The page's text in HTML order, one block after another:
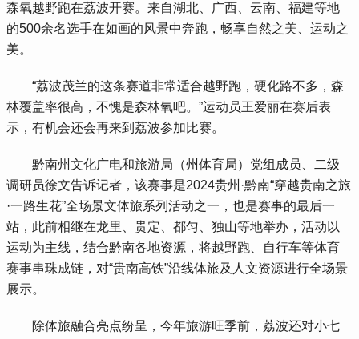
森氧越野跑在荔波开赛。来自湖北、广西、云南、福建等地
的500余名选手在如画的风景中奔跑，畅享自然之美、运动之
美。
“荔波茂兰的这条赛道非常适合越野跑，硬化路不多，森
林覆盖率很高，不愧是森林氧吧。”运动员王爱丽在赛后表
示，有机会还会再来到荔波参加比赛。
黔南州文化广电和旅游局（州体育局）党组成员、二级
调研员徐文告诉记者，该赛事是2024贵州·黔南“穿越贵南之旅
·一路生花”全场景文体旅系列活动之一，也是赛事的最后一
站，此前相继在龙里、贵定、都匀、独山等地举办，活动以
运动为主线，结合黔南各地资源，将越野跑、自行车等体育
赛事串珠成链，对“贵南高铁”沿线体旅及人文资源进行全场景
展示。
除体旅融合亮点纷呈，今年旅游旺季前，荔波还对小七